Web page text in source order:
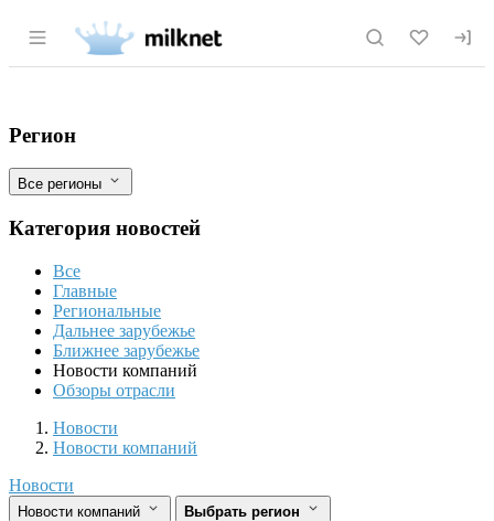
Раздел навигации по сайту milknet.ru
Племенное хозяйство "Мегрега"
Фильтры
Регион
Все регионы
Категория новостей
Все
Главные
Региональные
Дальнее зарубежье
Ближнее зарубежье
Новости компаний
Обзоры отрасли
Новости
Разделы
Новости
Новости компаний
Новости
Новости компаний Выбрать регион